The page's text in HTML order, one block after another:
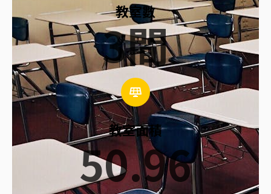
3間
教室數
教室面積
50.96